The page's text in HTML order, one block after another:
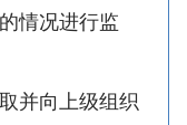
情况进行监
并向上级组织